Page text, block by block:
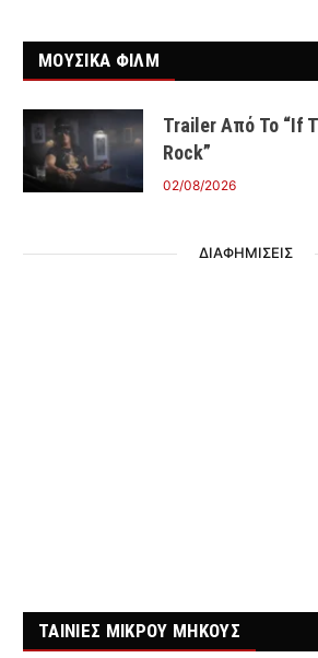
ΜΟΥΣΙΚΑ ΦΙΛΜ
Trailer Από Το “If
Rock”
02/08/2026
ΔΙΑΦΗΜΙΣΕΙΣ
ΤΑΙΝΙΕΣ ΜΙΚΡΟΥ ΜΗΚΟΥΣ